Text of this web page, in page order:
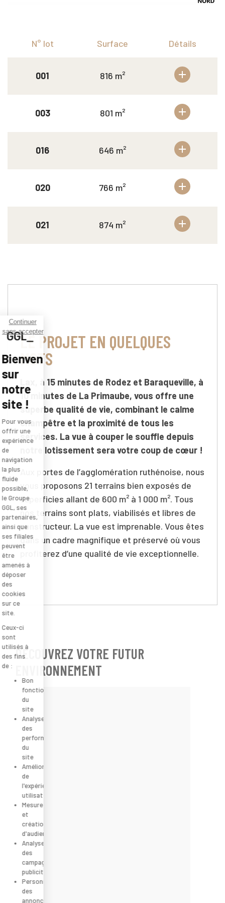
N° lot Surface Détails
001 816 m²
003 801 m²
016 646 m²
020 766 m²
021 874 m²
LE PROJET EN QUELQUES
MOTS
Lax, à 15 minutes de Rodez et Baraqueville, à
10 minutes de La Primaube, vous offre une
superbe qualité de vie, combinant le calme
champêtre et la proximité de tous les
services. La vue à couper le souffle depuis
notre lotissement sera votre coup de cœur !
Aux portes de l’agglomération ruthénoise, nous
vous proposons 21 terrains bien exposés de
superficies allant de 600 m² à 1 000 m². Tous
nos terrains sont plats, viabilisés et libres de
constructeur. La vue est imprenable. Vous êtes
dans un cadre magnifique et préservé où vous
profiterez d’une qualité de vie exceptionnelle.
DÉCOUVREZ VOTRE FUTUR
ENVIRONNEMENT
Continuer
sans accepter
Bienvenue
sur
notre
site !
Pour vous
offrir une
expérience
de
navigation
la plus
fluide
possible,
le Groupe
GGL, ses
partenaires,
ainsi que
ses filiales
peuvent
être
amenés à
déposer
des
cookies
sur ce
site.
Ceux-ci
sont
utilisés à
des fins
de :
Bon
fonctionnement
site
Analyse
des
performance
site
Amélioration
de
l'expérience
utilisateur
Mesure
création
d'audience
Analyse
des
campagnes
publicitaires
Personnalisation
des
annonces